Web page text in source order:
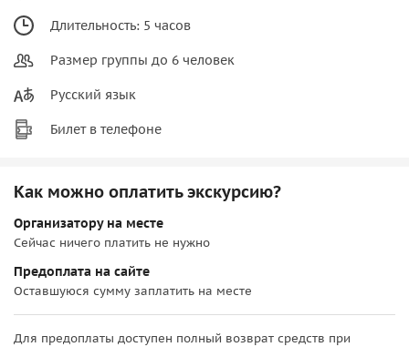
Длительность: 5 часов
Размер группы до 6 человек
Русский язык
Билет в телефоне
Как можно оплатить экскурсию?
Организатору на месте
Сейчас ничего платить не нужно
Предоплата на сайте
Оставшуюся сумму заплатить на месте
Для предоплаты доступен полный возврат средств при